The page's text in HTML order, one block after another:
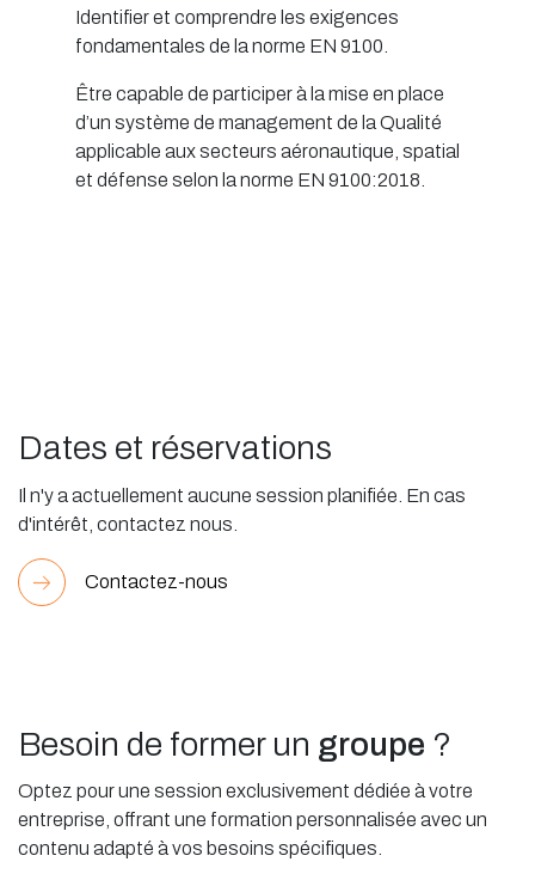
Identifier et comprendre les exigences
fondamentales de la norme EN 9100.
Être capable de participer à la mise en place
d’un système de management de la Qualité
applicable aux secteurs aéronautique, spatial
et défense selon la norme EN 9100:2018.
Dates et réservations
Il n'y a actuellement aucune session planifiée. En cas
d'intérêt, contactez nous.
Contactez-nous
Besoin de former un groupe ?
Optez pour une session exclusivement dédiée à votre
entreprise, offrant une formation personnalisée avec un
contenu adapté à vos besoins spécifiques.